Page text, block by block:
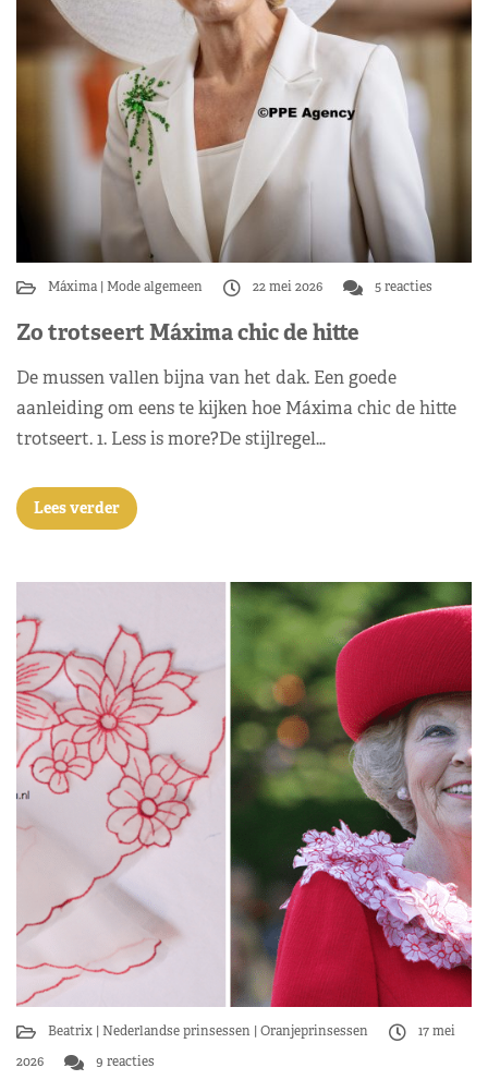
Máxima Mode algemeen 22 mei 2026 5 reacties
Zo trotseert Máxima chic de hitte
De mussen vallen bijna van het dak. Een goede
aanleiding om eens te kijken hoe Máxima chic de hitte
trotseert. 1. Less is more?De stijlregel…
Lees verder
Beatrix Nederlandse prinsessen Oranjeprinsessen
17 mei
2026
9 reacties